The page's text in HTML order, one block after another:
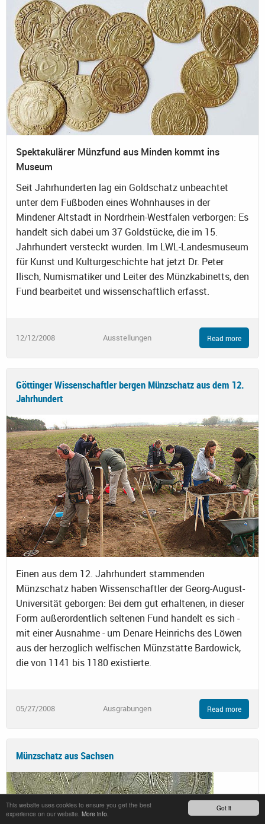
Got it
This website uses cookies to ensure you get the best
experience on our website. More info.
Spektakulärer Münzfund aus Minden kommt ins
Museum
Seit Jahrhunderten lag ein Goldschatz unbeachtet
unter dem Fußboden eines Wohnhauses in der
Mindener Altstadt in Nordrhein-Westfalen verborgen: Es
handelt sich dabei um 37 Goldstücke, die im 15.
Jahrhundert versteckt wurden. Im LWL-Landesmuseum
für Kunst und Kulturgeschichte hat jetzt Dr. Peter
Ilisch, Numismatiker und Leiter des Münzkabinetts, den
Fund bearbeitet und wissenschaftlich erfasst.
12/12/2008 Ausstellungen Read more
Göttinger Wissenschaftler bergen Münzschatz aus dem 12.
Jahrhundert
Einen aus dem 12. Jahrhundert stammenden
Münzschatz haben Wissenschaftler der Georg-August-
Universität geborgen: Bei dem gut erhaltenen, in dieser
Form außerordentlich seltenen Fund handelt es sich -
mit einer Ausnahme - um Denare Heinrichs des Löwen
aus der herzoglich welfischen Münzstätte Bardowick,
die von 1141 bis 1180 existierte.
05/27/2008 Ausgrabungen Read more
Münzschatz aus Sachsen